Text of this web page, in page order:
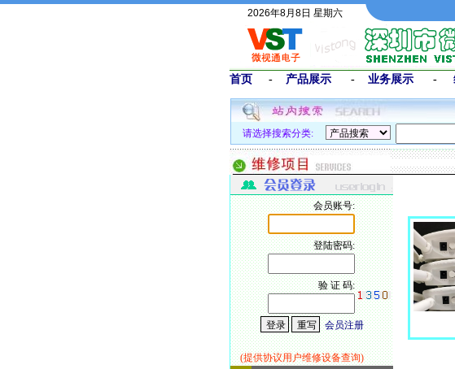
2026年8月8日 星期六
首页 - 产品展示 - 业务展示 -
请选择搜索分类:
会员账号:
登陆密码:
验 证 码:
会员注册
(提供协议用户维修设备查询)